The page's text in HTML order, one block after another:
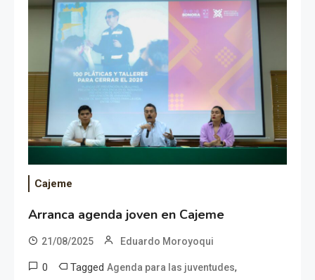
Cajeme
Arranca agenda joven en Cajeme
21/08/2025 Eduardo Moroyoqui
0 Tagged Agenda para las juventudes,